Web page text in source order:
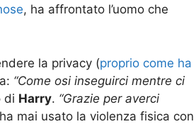
, ha affrontato l’uomo che
la privacy (proprio come ha
“Come osi inseguirci mentre ci
di Harry. “Grazie per averci
mai usato la violenza fisica con